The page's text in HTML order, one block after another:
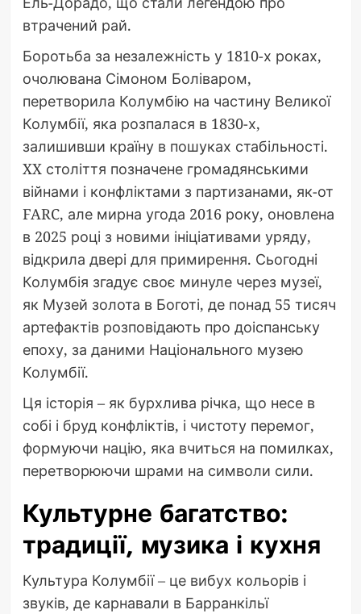
втрачений рай.
Боротьба за незалежність у 1810-х роках,
очолювана Сімоном Боліваром,
перетворила Колумбію на частину Великої
Колумбії, яка розпалася в 1830-х,
залишивши країну в пошуках стабільності.
XX століття позначене громадянськими
війнами і конфліктами з партизанами, як-от
FARC, але мирна угода 2016 року, оновлена
в 2025 році з новими ініціативами уряду,
відкрила двері для примирення. Сьогодні
Колумбія згадує своє минуле через музеї,
як Музей золота в Боготі, де понад 55 тисяч
артефактів розповідають про доіспанську
епоху, за даними Національного музею
Колумбії.
Ця історія – як бурхлива річка, що несе в
собі і бруд конфліктів, і чистоту перемог,
формуючи націю, яка вчиться на помилках,
перетворюючи шрами на символи сили.
Культурне багатство:
традиції, музика і кухня
Культура Колумбії – це вибух кольорів і
звуків, де карнавали в Барранкільї